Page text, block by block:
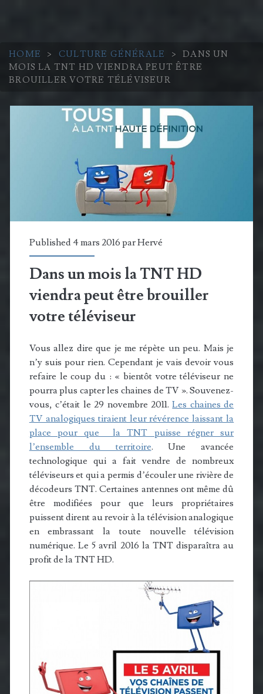
HOME > CULTURE GÉNÉRALE >
DANS UN
MOIS LA TNT HD VIENDRA PEUT ÊTRE
BROUILLER VOTRE TÉLÉVISEUR
Published 4 mars 2016 parHervé
Dans un mois la TNT HD
viendra peut être brouiller
votre téléviseur
Vous allez dire que je me répète un peu. Mais je
n’y suis pour rien. Cependant je vais devoir vous
refaire le coup du : « bientôt votre téléviseur ne
pourra plus capter les chaines de TV ». Souvenez-
vous, c’était le 29 novembre 2011.Les chaines de
TV analogiques tiraient leur révérence laissant la
place pour que la TNT puisse régner sur
l’ensemble du territoire. Une avancée
technologique qui a fait vendre de nombreux
téléviseurs et qui a permis d’écouler une rivière de
décodeurs TNT. Certaines antennes ont même dû
être modifiées pour que leurs propriétaires
puissent dirent au revoir à la télévision analogique
en embrassant la toute nouvelle télévision
numérique. Le 5 avril 2016 la TNT disparaîtra au
profit de la TNT HD.